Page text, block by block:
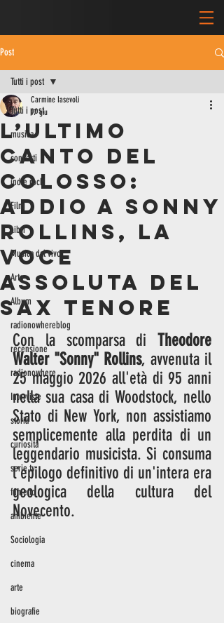
Post
Tutti i post
musica
concerti
indie rock
Film
Libri
Musica dal vivo
Arte
Album
radionowhereblog
recensione
radionowhere
Interviste
storia
curiosità
serie tv
fumetto
ambiente
Sociologia
cinema
arte
biografie
Tutti i post
L’ultimo
Canto del
Colosso:
Addio a Sonny
Rollins, la
Voce
Assoluta del
Sax Tenore
Carmine Iasevoli
17 giu
Con la scomparsa di Theodore
Walter "Sonny" Rollins, avvenuta il
25 maggio 2026 all'età di 95 anni
nella sua casa di Woodstock, nello
Stato di New York, non assistiamo
semplicemente alla perdita di un
leggendario musicista. Si consuma
l'epilogo definitivo di un'intera era
geologica della cultura del
Novecento.